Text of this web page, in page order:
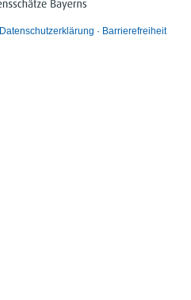
Datenschutzerklärung Barrierefreiheit